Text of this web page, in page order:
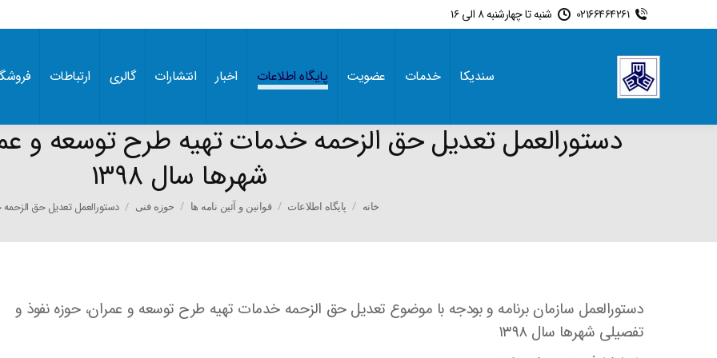
02166464261 شنبه تا چهارشنبه 8 الی 16
سندیکا خدمات عضویت پایگاه اطلاعات اخبار انتشارات گالری ارتباطات
دستورالعمل تعدیل حق الزحمه خدمات تهیه طرح توسعه و
شهرها سال ۱۳۹۸
You are here:
خانه پایگاه اطلاعات قوانین و آئین نامه ها حوزه فنی دستورالعمل تعدیل حق
دستورالعمل سازمان برنامه و بودجه با موضوع تعدیل حق الزحمه خدمات تهیه طرح توسعه و عمران، حوزه نفوذ و
تفصیلی شهرها سال ۱۳۹۸